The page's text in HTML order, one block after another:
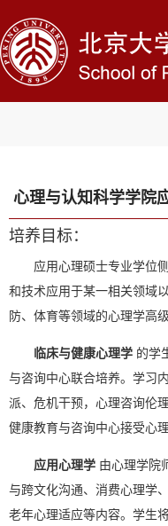
心理与认知科学学院
培养目标：
应用心理硕士专业学位
和技术应用于某一相关领域
防、体育等领域的心理学高
临床与健康心理学 的学
与咨询中心联合培养。学习
派、危机干预，心理咨询伦
健康教育与咨询中心接受心
应用心理学 由心理学院
与跨文化沟通、消费心理学
老年心理适应等内容。学生